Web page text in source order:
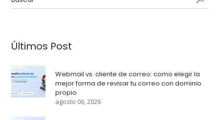
Últimos Post
Webmail vs. cliente de correo: como elegir la
mejor forma de revisar tu correo con dominio
propio
agosto 06, 2026